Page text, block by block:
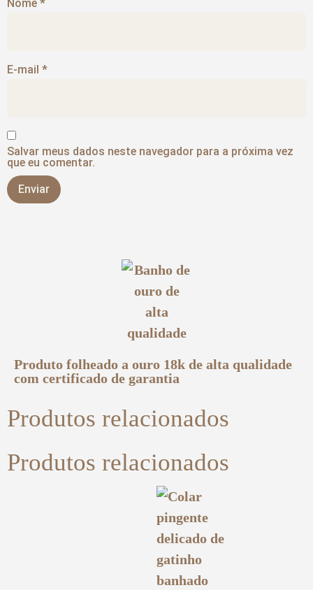
Nome *
E-mail *
Salvar meus dados neste navegador para a próxima vez
que eu comentar.
Produto folheado a ouro 18k de alta qualidade
com certificado de garantia
Produtos relacionados
Produtos relacionados